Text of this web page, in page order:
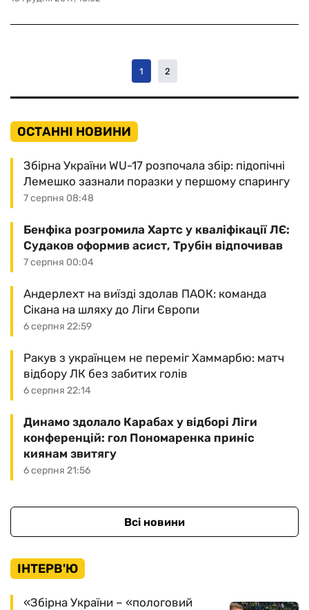
1 2
ОСТАННІ НОВИНИ
7 серпня 08:48
Збірна України WU-17 розпочала збір: підопічні
Лемешко зазнали поразки у першому спарингу
7 серпня 00:04
Бенфіка розгромила Хартс у кваліфікації ЛЄ:
Судаков оформив асист, Трубін відпочивав
6 серпня 22:59
Андерлехт на виїзді здолав ПАОК: команда
Сікана на шляху до Ліги Європи
6 серпня 22:14
Ракув з українцем не переміг Хаммарбю: матч
відбору ЛК без забитих голів
6 серпня 21:56
Динамо здолало Карабах у відборі Ліги
конференцій: гол Пономаренка приніс
киянам звитягу
Всі новини
ІНТЕРВ'Ю
«Збірна України – «пологовий